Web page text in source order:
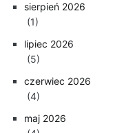
sierpień 2026
(1)
lipiec 2026
(5)
czerwiec 2026
(4)
maj 2026